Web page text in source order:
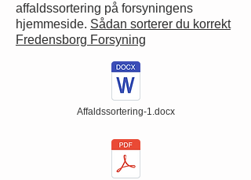
affaldssortering på forsyningens
hjemmeside. Sådan sorterer du korrekt
Fredensborg Forsyning
Affaldssortering-1.docx